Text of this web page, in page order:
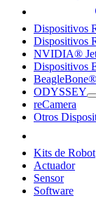
Dispositivos
Dispositivos
NVIDIA®
Dispositivos
BeagleBone®
ODYSSEY
reCamera
Otros
Kits de Robot
Actuador
Sensor
Software